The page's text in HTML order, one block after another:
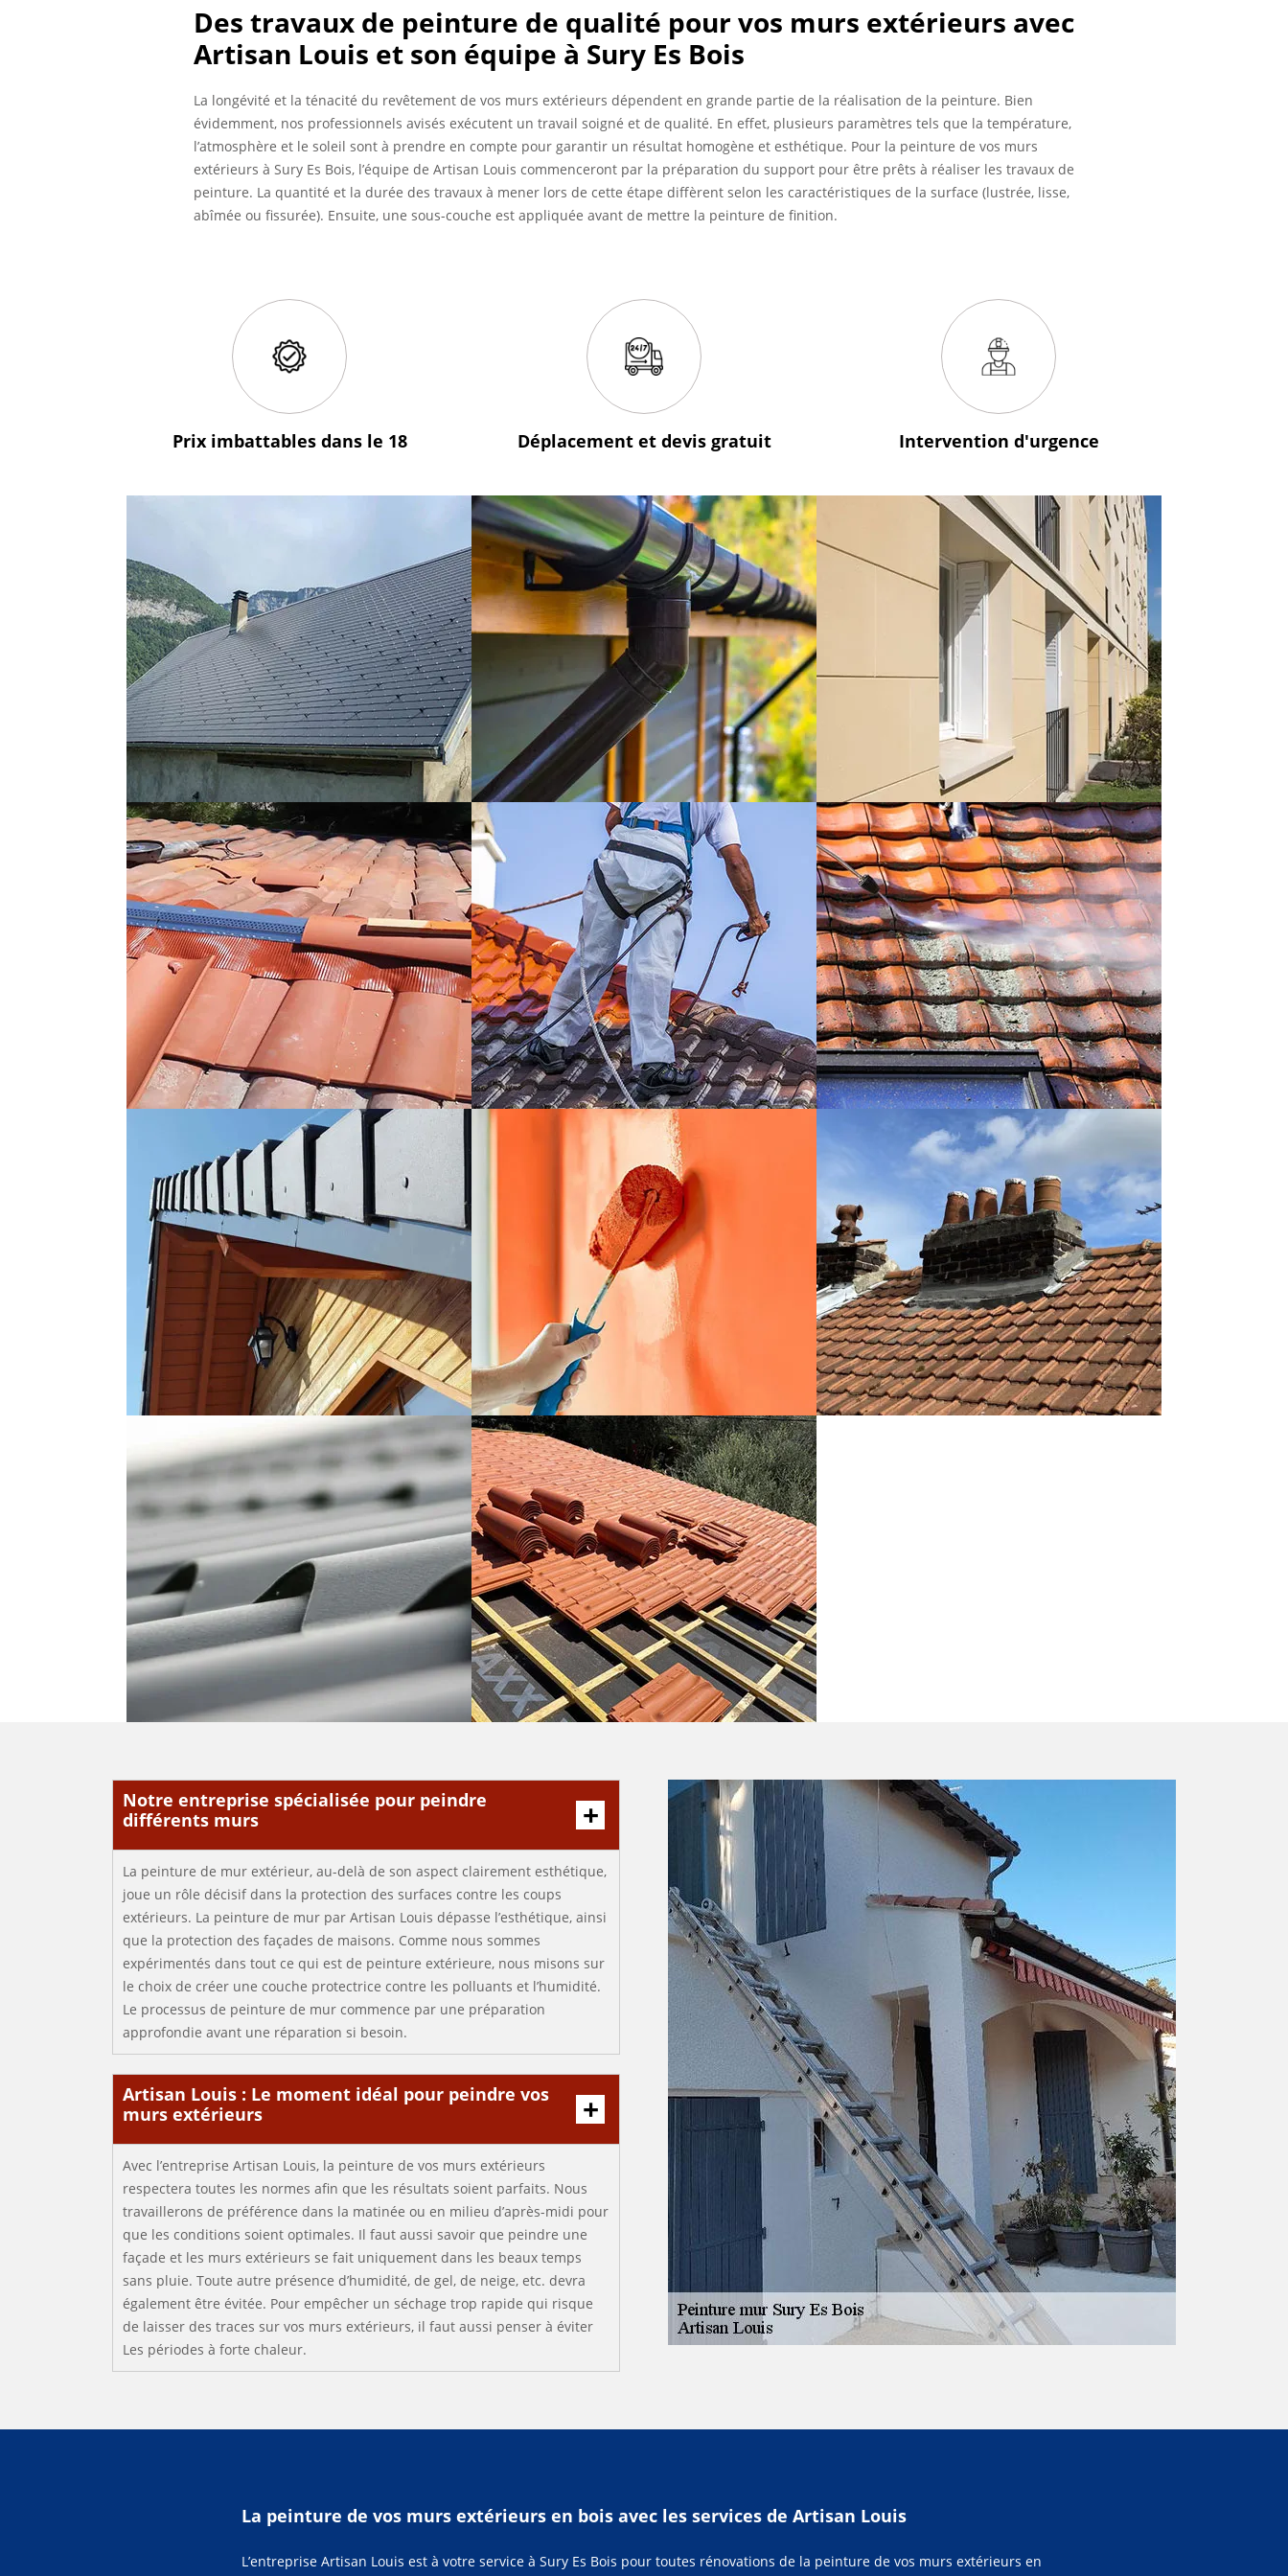
Des travaux de peinture de qualité pour vos murs extérieurs avec
Artisan Louis et son équipe à Sury Es Bois
La longévité et la ténacité du revêtement de vos murs extérieurs dépendent en grande partie de la réalisation de la peinture. Bien
évidemment, nos professionnels avisés exécutent un travail soigné et de qualité. En effet, plusieurs paramètres tels que la température,
l’atmosphère et le soleil sont à prendre en compte pour garantir un résultat homogène et esthétique. Pour la peinture de vos murs
extérieurs à Sury Es Bois, l’équipe de Artisan Louis commenceront par la préparation du support pour être prêts à réaliser les travaux de
peinture. La quantité et la durée des travaux à mener lors de cette étape diffèrent selon les caractéristiques de la surface (lustrée, lisse,
abîmée ou fissurée). Ensuite, une sous-couche est appliquée avant de mettre la peinture de finition.
Prix imbattables dans le 18 Déplacement et devis gratuit Intervention d'urgence
Notre entreprise spécialisée pour peindre
différents murs
La peinture de mur extérieur, au-delà de son aspect clairement esthétique,
joue un rôle décisif dans la protection des surfaces contre les coups
extérieurs. La peinture de mur par Artisan Louis dépasse l’esthétique, ainsi
que la protection des façades de maisons. Comme nous sommes
expérimentés dans tout ce qui est de peinture extérieure, nous misons sur
le choix de créer une couche protectrice contre les polluants et l’humidité.
Le processus de peinture de mur commence par une préparation
approfondie avant une réparation si besoin.
Artisan Louis : Le moment idéal pour peindre vos
murs extérieurs
Avec l’entreprise Artisan Louis, la peinture de vos murs extérieurs
respectera toutes les normes afin que les résultats soient parfaits. Nous
travaillerons de préférence dans la matinée ou en milieu d’après-midi pour
que les conditions soient optimales. Il faut aussi savoir que peindre une
façade et les murs extérieurs se fait uniquement dans les beaux temps
sans pluie. Toute autre présence d’humidité, de gel, de neige, etc. devra
également être évitée. Pour empêcher un séchage trop rapide qui risque
de laisser des traces sur vos murs extérieurs, il faut aussi penser à éviter
Les périodes à forte chaleur.
La peinture de vos murs extérieurs en bois avec les services de Artisan Louis
L’entreprise Artisan Louis est à votre service à Sury Es Bois pour toutes rénovations de la peinture de vos murs extérieurs en